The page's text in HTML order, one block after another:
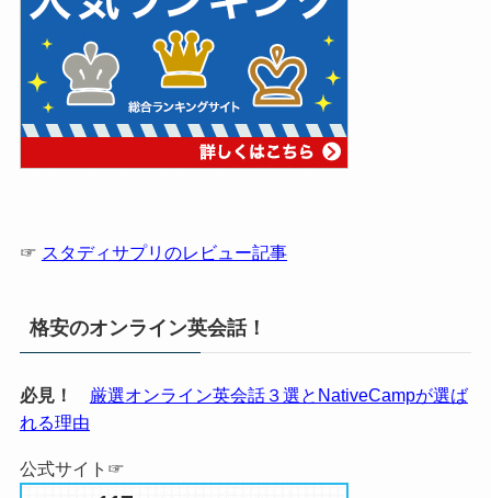
☞ スタディサプリのレビュー記事
格安のオンライン英会話！
必見！
厳選オンライン英会話３選とNativeCampが選ば
れる理由
公式サイト☞